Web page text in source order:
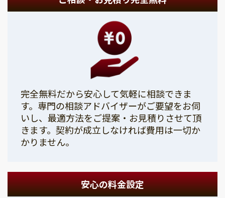
完全無料だから安心して気軽に相談できま
す。専門の相談アドバイザーがご要望をお伺
いし、最適方法をご提案・お見積りさせて頂
きます。契約が成立しなければ費用は一切か
かりません。
安心の料金設定